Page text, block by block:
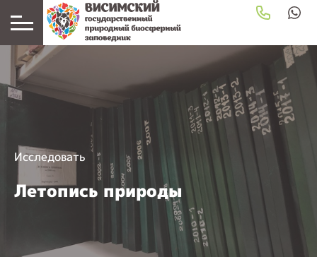
Исследовать
Летопись природы